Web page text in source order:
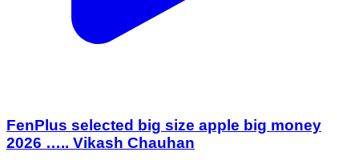
FenPlus selected big size apple big money
2026 ….. Vikash Chauhan